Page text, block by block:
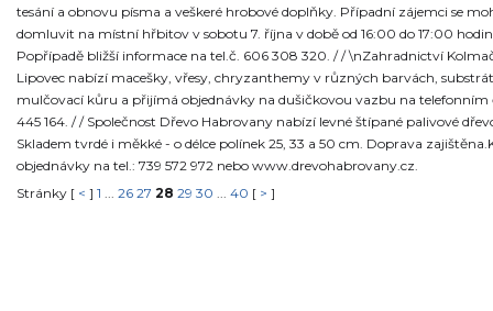
tesání a obnovu písma a veškeré hrobové doplňky. Případní zájemci se
domluvit na místní hřbitov v sobotu 7. října v době od 16:00 do 17:00
Popřípadě bližší informace na tel.č. 606 308 320. / / \nZahradnictví
Lipovec nabízí macešky, vřesy, chryzanthemy v různých barvách,
mulčovací kůru a přijímá objednávky na dušičkovou vazbu na telefonním
445 164. / / Společnost Dřevo Habrovany nabízí levné štípané palivové
Skladem tvrdé i měkké - o délce polínek 25, 33 a 50 cm. Doprava
objednávky na tel.: 739 572 972 nebo www.drevohabrovany.cz.
Stránky [ < ] 1 ... 26 27 28 29 30 ... 40 [ > ]